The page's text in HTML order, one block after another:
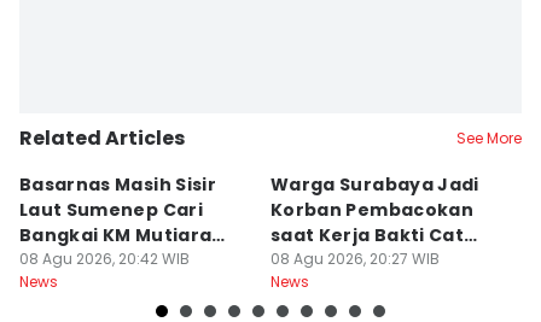
Related Articles See More
Basarnas Masih Sisir
Laut Sumenep Cari
Bangkai KM Mutiara
Sentosa II
08 Agu 2026, 20:42 WIB
News
Warga Surabaya Jadi
Korban Pembacokan
saat Kerja Bakti Cat
Gapura
08 Agu 2026, 20:27 WIB
News